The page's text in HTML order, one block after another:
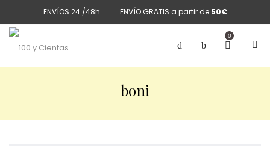
ENVÍOS 24 /48h ENVÍO GRATIS a partir de 50€
0
boni